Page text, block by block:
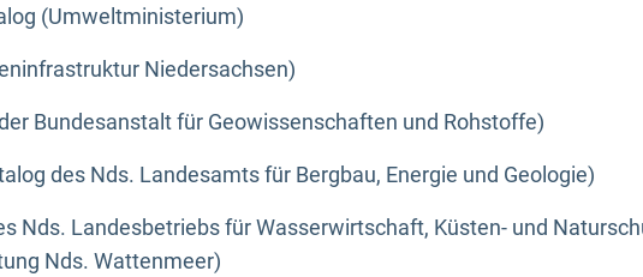
(Umweltministerium)
Niedersachsen)
Bundesanstalt für Geowissenschaften und Rohstoffe)
des Nds. Landesamts für Bergbau, Energie und Geologie)
Nds. Landesbetriebs für Wasserwirtschaft, Küsten- und
Nds. Wattenmeer)